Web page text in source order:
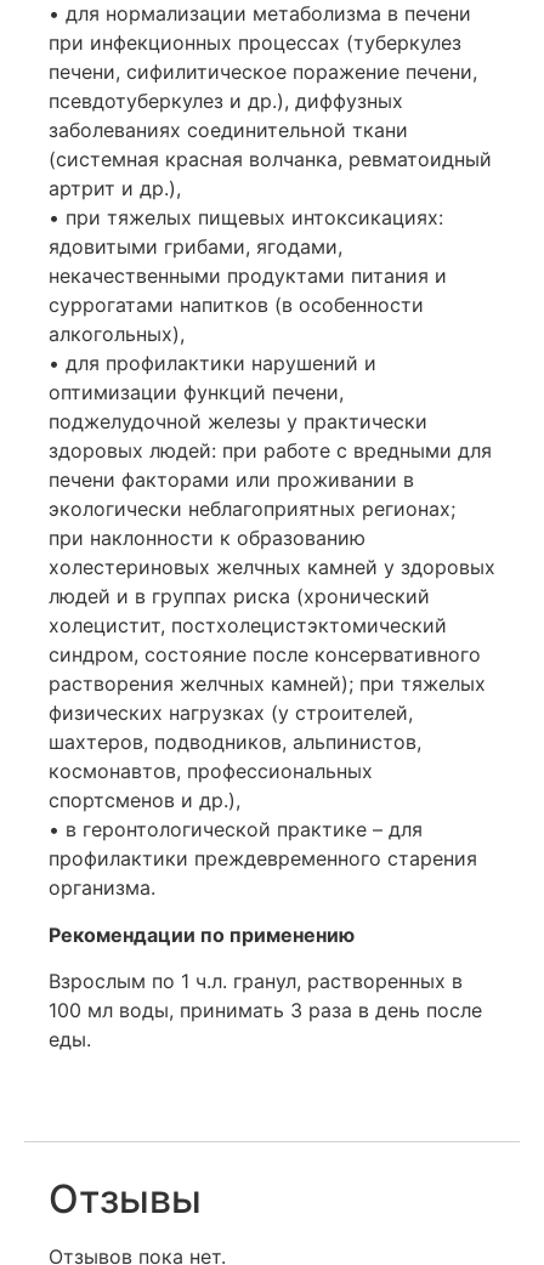
• для нормализации метаболизма в печени
при инфекционных процессах (туберкулез
печени, сифилитическое поражение печени,
псевдотуберкулез и др.), диффузных
заболеваниях соединительной ткани
(системная красная волчанка, ревматоидный
артрит и др.),
• при тяжелых пищевых интоксикациях:
ядовитыми грибами, ягодами,
некачественными продуктами питания и
суррогатами напитков (в особенности
алкогольных),
• для профилактики нарушений и
оптимизации функций печени,
поджелудочной железы у практически
здоровых людей: при работе с вредными для
печени факторами или проживании в
экологически неблагоприятных регионах;
при наклонности к образованию
холестериновых желчных камней у здоровых
людей и в группах риска (хронический
холецистит, постхолецистэктомический
синдром, состояние после консервативного
растворения желчных камней); при тяжелых
физических нагрузках (у строителей,
шахтеров, подводников, альпинистов,
космонавтов, профессиональных
спортсменов и др.),
• в геронтологической практике – для
профилактики преждевременного старения
организма.
Рекомендации по применению
Взрослым по 1 ч.л. гранул, растворенных в
100 мл воды, принимать 3 раза в день после
еды.
Отзывы
Отзывов пока нет.